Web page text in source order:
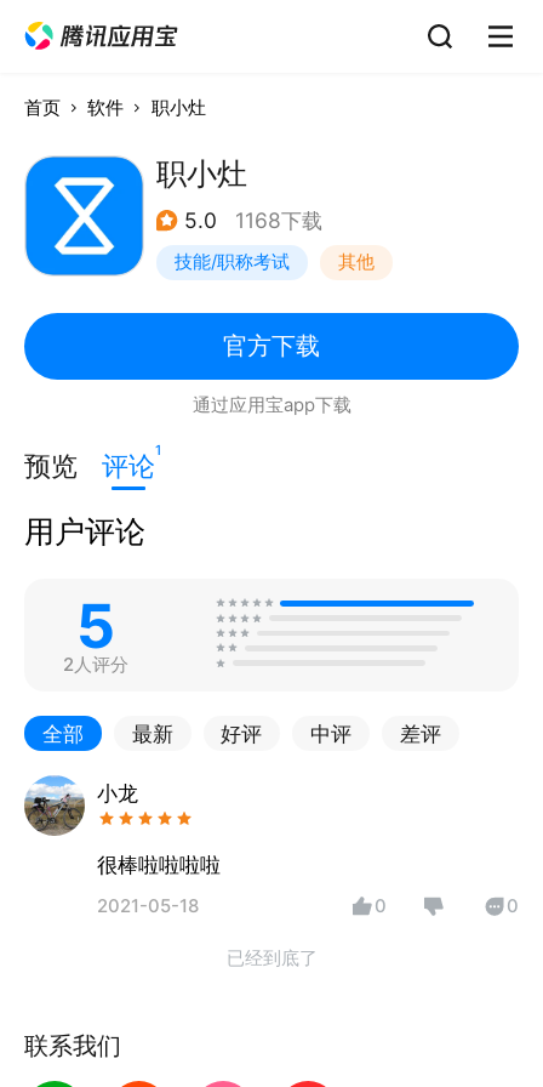
首页 软件 职小灶
职小灶
5.0 1168下载
技能/职称考试 其他
官方下载
通过应用宝app下载
预览 评论1
用户评论
5
2人评分
全部 最新 好评 中评 差评
小龙
很棒啦啦啦啦
2021-05-18 0 0
已经到底了
联系我们